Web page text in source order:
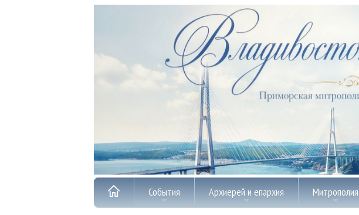
События Архиерей и епархия Митрополия